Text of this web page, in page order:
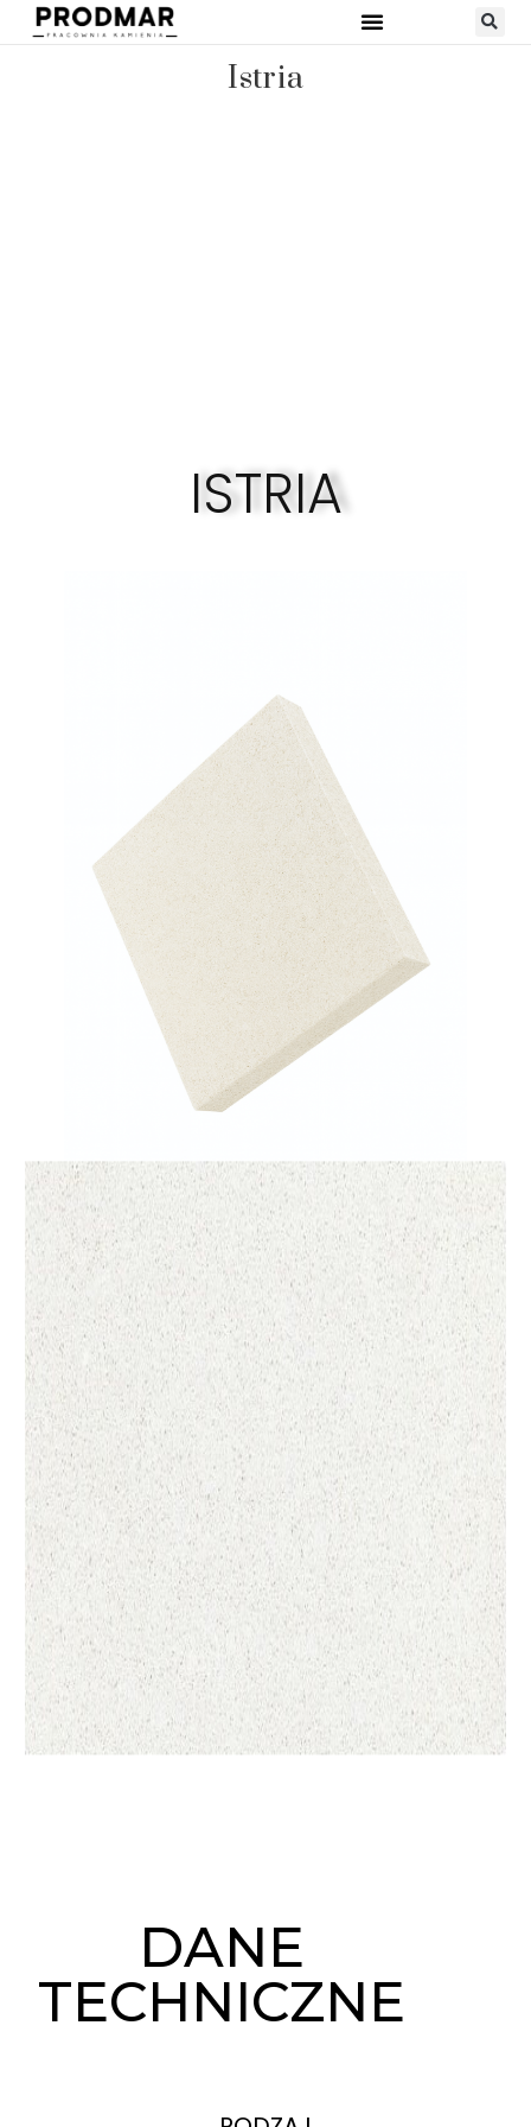
Istria
ISTRIA
DANE
TECHNICZNE